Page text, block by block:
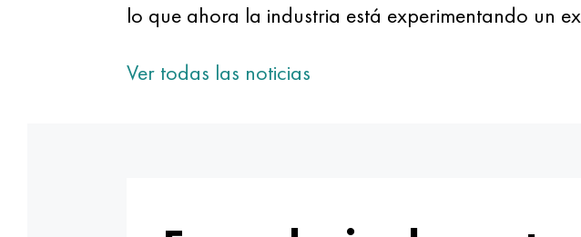
lo que ahora la industria está experimentando un
Ver todas las noticias